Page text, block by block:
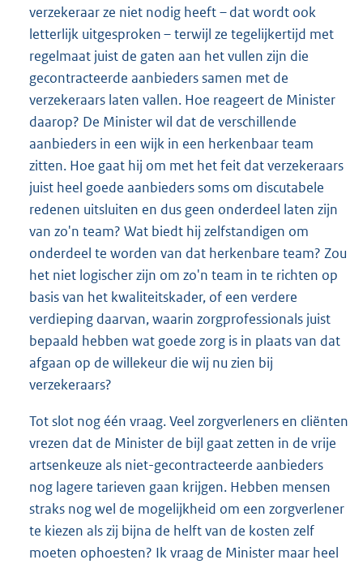
verzekeraar ze niet nodig heeft – dat wordt ook
letterlijk uitgesproken – terwijl ze tegelijkertijd met
regelmaat juist de gaten aan het vullen zijn die
gecontracteerde aanbieders samen met de
verzekeraars laten vallen. Hoe reageert de Minister
daarop? De Minister wil dat de verschillende
aanbieders in een wijk in een herkenbaar team
zitten. Hoe gaat hij om met het feit dat verzekeraars
juist heel goede aanbieders soms om discutabele
redenen uitsluiten en dus geen onderdeel laten zijn
van zo'n team? Wat biedt hij zelfstandigen om
onderdeel te worden van dat herkenbare team? Zou
het niet logischer zijn om zo'n team in te richten op
basis van het kwaliteitskader, of een verdere
verdieping daarvan, waarin zorgprofessionals juist
bepaald hebben wat goede zorg is in plaats van dat
afgaan op de willekeur die wij nu zien bij
verzekeraars?
Tot slot nog één vraag. Veel zorgverleners en cliënten
vrezen dat de Minister de bijl gaat zetten in de vrije
artsenkeuze als niet-gecontracteerde aanbieders
nog lagere tarieven gaan krijgen. Hebben mensen
straks nog wel de mogelijkheid om een zorgverlener
te kiezen als zij bijna de helft van de kosten zelf
moeten ophoesten? Ik vraag de Minister maar heel